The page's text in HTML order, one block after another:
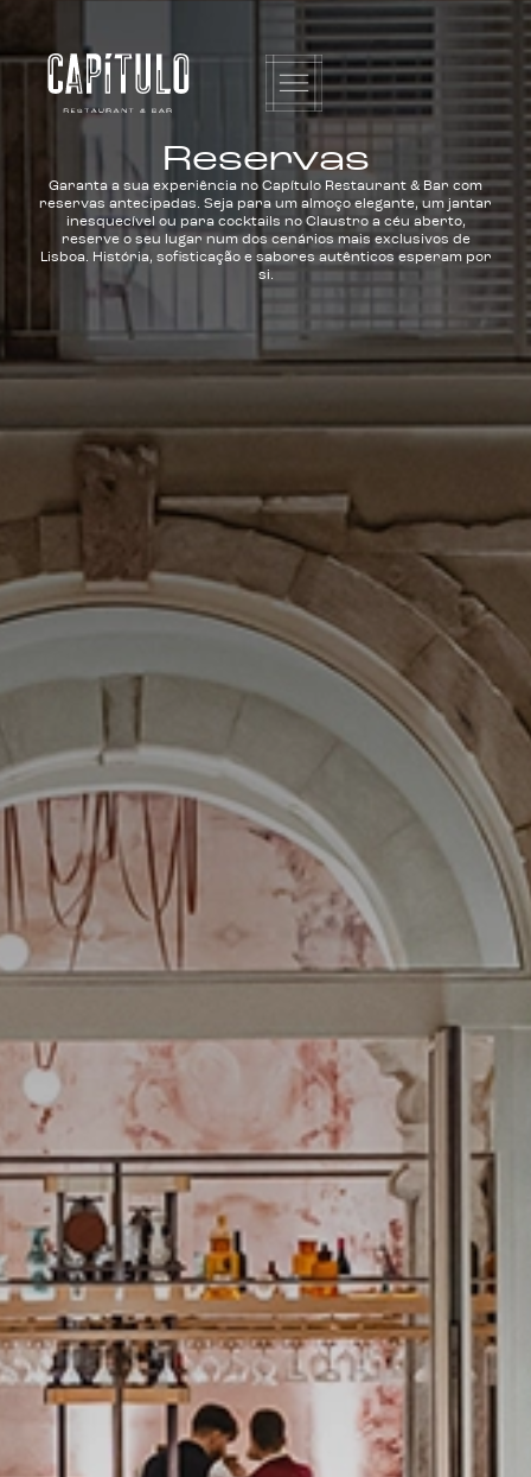
Reservas
Garanta a sua experiência no Capítulo Restaurant & Bar com
reservas antecipadas. Seja para um almoço elegante, um jantar
inesquecível ou para cocktails no Claustro a céu aberto,
reserve o seu lugar num dos cenários mais exclusivos de
Lisboa. História, sofisticação e sabores autênticos esperam por
si.